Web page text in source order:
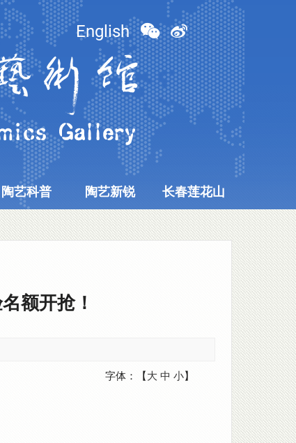
English
陶艺科普 陶艺新锐 长春莲花山
额开抢！
字体：【大 中 小】